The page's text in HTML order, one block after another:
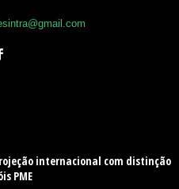
internacional com distinção
PME